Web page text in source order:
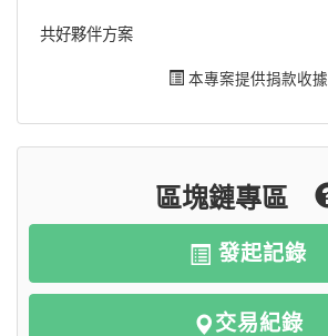
共好夥伴方案
本專案提供捐款收據
區塊鏈專區
發起記錄
交易紀錄